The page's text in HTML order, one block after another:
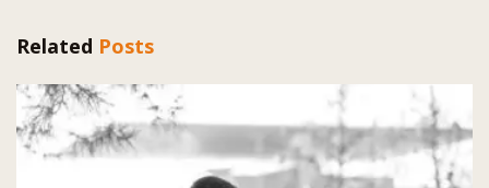
Related Posts